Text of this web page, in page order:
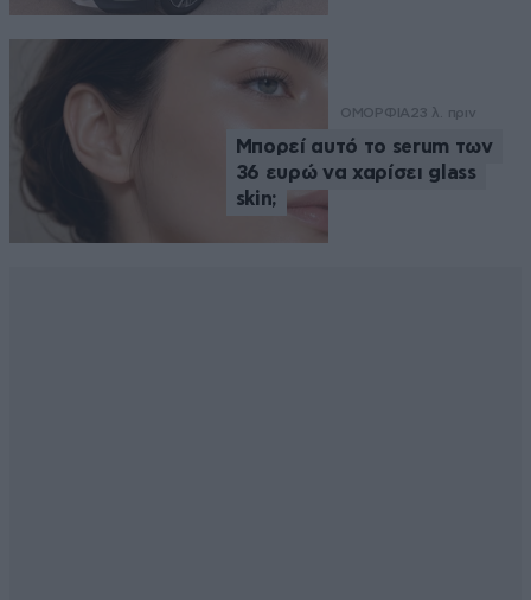
ΟΜΟΡΦΙΑ23 λ. πριν
Μπορεί αυτό το serum των
36 ευρώ να χαρίσει glass
skin;